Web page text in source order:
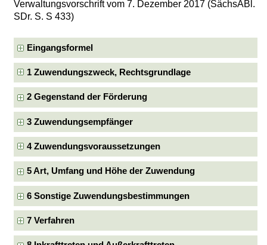
Verwaltungsvorschrift vom 7. Dezember 2017 (SächsABl.
SDr. S. S 433)
Eingangsformel
1 Zuwendungszweck, Rechtsgrundlage
2 Gegenstand der Förderung
3 Zuwendungsempfänger
4 Zuwendungsvoraussetzungen
5 Art, Umfang und Höhe der Zuwendung
6 Sonstige Zuwendungsbestimmungen
7 Verfahren